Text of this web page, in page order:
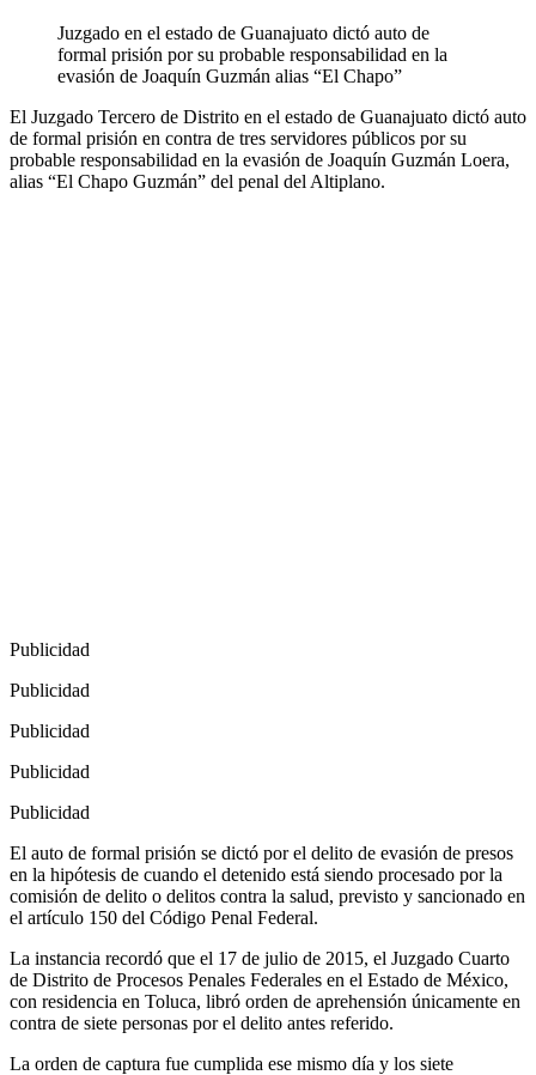
Juzgado en el estado de Guanajuato dictó auto de
formal prisión por su probable responsabilidad en la
evasión de Joaquín Guzmán alias “El Chapo”
El Juzgado Tercero de Distrito en el estado de Guanajuato dictó auto
de formal prisión en contra de tres servidores públicos por su
probable responsabilidad en la evasión de Joaquín Guzmán Loera,
alias “El Chapo Guzmán” del penal del Altiplano.
Publicidad
Publicidad
Publicidad
Publicidad
Publicidad
El auto de formal prisión se dictó por el delito de evasión de presos
en la hipótesis de cuando el detenido está siendo procesado por la
comisión de delito o delitos contra la salud, previsto y sancionado en
el artículo 150 del Código Penal Federal.
La instancia recordó que el 17 de julio de 2015, el Juzgado Cuarto
de Distrito de Procesos Penales Federales en el Estado de México,
con residencia en Toluca, libró orden de aprehensión únicamente en
contra de siete personas por el delito antes referido.
La orden de captura fue cumplida ese mismo día y los siete